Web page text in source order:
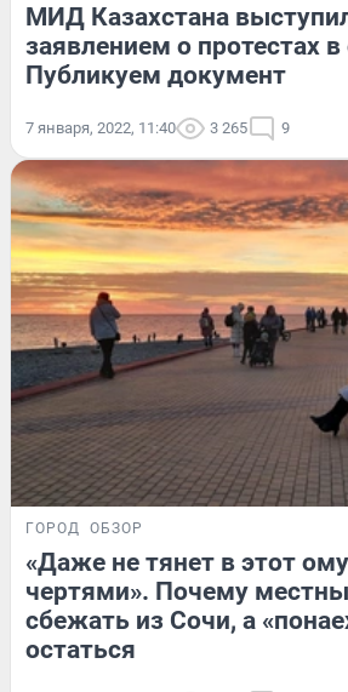
МИД Казахстана
заявлением о протестах в
Публикуем документ
7 января, 2022, 11:40 3 265 9
ГОРОД ОБЗОР
«Даже не тянет в этот
чертями». Почему
сбежать из Сочи, а
остаться